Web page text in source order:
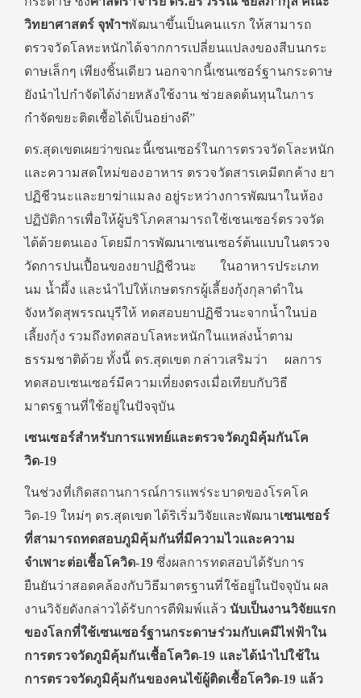
วิทยาศาสตร์ จุฬาฯพัฒนาขึ้นเป็นคนแรก ให้สามารถ
ตรวจวัดโลหะหนักได้จากการเปลี่ยนแปลงของสีบนกระ
ดาษเล็กๆ เพียงชิ้นเดียว นอกจากนี้เซนเซอร์ฐานกระดาษ
ยังนำไปกำจัดได้ง่ายหลังใช้งาน ช่วยลดต้นทุนในการ
กำจัดขยะติดเชื้อได้เป็นอย่างดี”
ดร.สุดเขตเผยว่าขณะนี้เซนเซอร์ในการตรวจวัดโละหนัก
และความสดใหม่ของอาหาร ตรวจวัดสารเคมีตกค้าง ยา
ปฏิชีวนะและยาฆ่าแมลง อยู่ระหว่างการพัฒนาในห้อง
ปฏิบัติการเพื่อให้ผู้บริโภคสามารถใช้เซนเซอร์ตรวจวัด
ได้ด้วยตนเอง โดยมีการพัฒนาเซนเซอร์ต้นแบบในตรวจ
วัดการปนเปื้อนของยาปฏิชีวนะ ในอาหารประเภท
นม น้ำผึ้ง และนำไปให้เกษตรกรผู้เลี้ยงกุ้งกุลาดำใน
จังหวัดสุพรรณบุรีให้ ทดสอบยาปฏิชีวนะจากน้ำในบ่อ
เลี้ยงกุ้ง รวมถึงทดสอบโลหะหนักในแหล่งน้ำตาม
ธรรมชาติด้วย ทั้งนี้ ดร.สุดเขต กล่าวเสริมว่า ผลการ
ทดสอบเซนเซอร์มีความเที่ยงตรงเมื่อเทียบกับวิธี
มาตรฐานที่ใช้อยู่ในปัจจุบัน
เซนเซอร์สำหรับการแพทย์และตรวจวัดภูมิคุ้มกันโค
วิด-19
ในช่วงที่เกิดสถานการณ์การแพร่ระบาดของโรคโค
วิด-19 ใหม่ๆ ดร.สุดเขต ได้ริเริ่มวิจัยและพัฒนาเซนเซอร์
ที่สามารถทดสอบภูมิคุ้มกันที่มีความไวและความ
จำเพาะต่อเชื้อโควิด-19ซึ่งผลการทดสอบได้รับการ
ยืนยันว่าสอดคล้องกับวิธีมาตรฐานที่ใช้อยู่ในปัจจุบัน ผล
งานวิจัยดังกล่าวได้รับการตีพิมพ์แล้ว นับเป็นงานวิจัยแรก
ของโลกที่ใช้เซนเซอร์ฐานกระดาษร่วมกับเคมีไฟฟ้าใน
การตรวจวัดภูมิคุ้มกันเชื้อโควิด-19 และได้นำไปใช้ใน
การตรวจวัดภูมิคุ้มกันของคนไข้ผู้ติดเชื้อโควิด-19 แล้ว